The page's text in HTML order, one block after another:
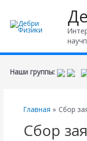
Наши группы:
Главная Сбор
Сбор